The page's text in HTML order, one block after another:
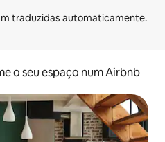
o seu espaço num Airbnb